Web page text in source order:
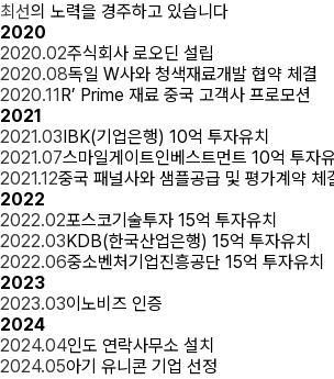
최선의 노력을 경주하고 있습니다
2020
2020.02주식회사 로오딘 설립
2020.08독일 W사와 청색재료개발 협약 체결
2020.11R’ Prime 재료 중국 고객사 프로모션
2021
2021.03IBK(기업은행) 10억 투자유치
2021.07스마일게이트인베스트먼트 10억 투자
2021.12중국 패널사와 샘플공급 및 평가계약 체
2022
2022.02포스코기술투자 15억 투자유치
2022.03KDB(한국산업은행) 15억 투자유치
2022.06중소벤처기업진흥공단 15억 투자유치
2023
2023.03이노비즈 인증
2024
2024.04인도 연락사무소 설치
2024.05아기 유니콘 기업 선정